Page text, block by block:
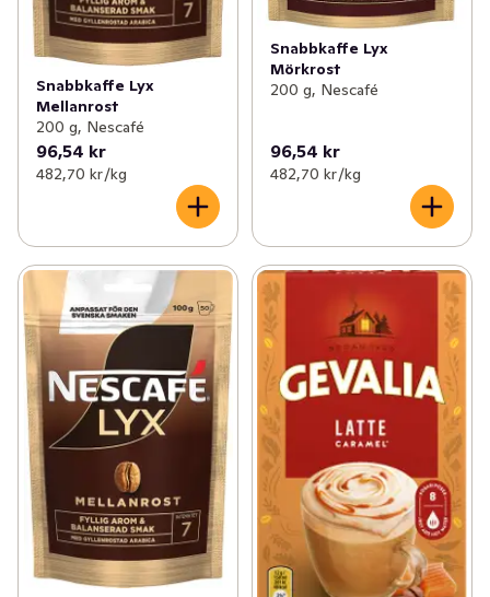
✓ Mineralvatten (63)
✓ Öl (95)
✓ Te (154)
✓ Matcha (9)
Cider, must & drinkmixer (138)
✓ Funktionella drycker (154)
✓ Professional (1)
✓ Övrig kaffedryck
✓ Iskaffe (15)
Snabbkaffe Lyx
Mellanrost
200 g, Nescafé
96,54 kr
482,70 kr /kg
Snabbkaffe Lyx
Mörkrost
200 g, Nescafé
96,54 kr
482,70 kr /kg